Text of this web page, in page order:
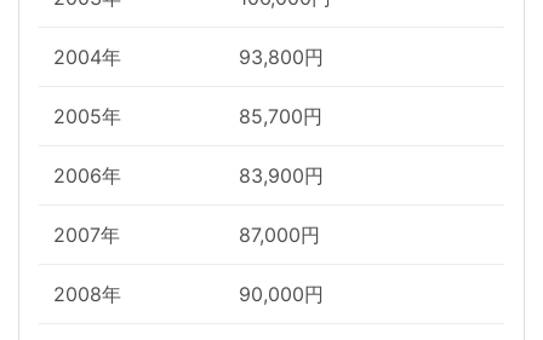
2004年 93,800円
2005年 85,700円
2006年 83,900円
2007年 87,000円
2008年 90,000円